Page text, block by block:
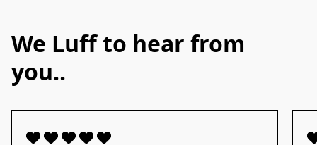
We Luff to hear from
you..